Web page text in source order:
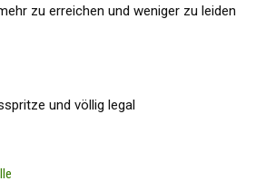
zu erreichen und weniger zu leiden
und völlig legal